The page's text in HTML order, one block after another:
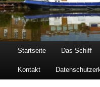
Startseite Das Schiff
Kontakt